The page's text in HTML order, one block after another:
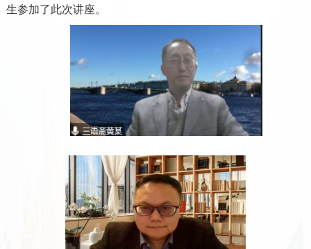
生参加了此次讲座。